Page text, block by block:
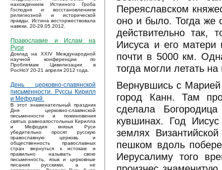
нахождением Истинного Гроба
Господня и восстановлением
религиозной и исторической
правды. Истина восторжествовала
навеки. 20-29.05.2012.
Православие и Ислам на
Руси
Доклад на XXIV Международной
научной конференции по
Проблемам Цивилизации в
РосНоУ 20-21 апреля 2012 года.
День церковно-славянской
письменности. Руссы Кирилл
и Мефодий.
В этот знаменательный праздник
Дня церковно-славянской
письменности и поминовения
святых равноапостольных Кирилла
и Мефодия князья Руси
убедительно просят русскую
православную церковь и
общественность православных
стран вернуться к истокам и
правильно называть свою
письменность, язык и церковные
писания русскими, а не
Переяславском
оно и было. Тогда же
действительно так,
Иисуса и его
почти в 5000 км.
тогда могли летать
Вернувшись с
город Канн. Там
сделала
кувшинах. Год
землях
пешком вдоль
Иерусалиму того